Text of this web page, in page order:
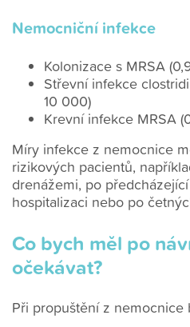
Nemocniční infekce
Kolonizace s MRSA
Střevní infekce
10 000)
Krevní infekce MRSA
Míry infekce z nemocnice
rizikových pacientů,
drenážemi, po
hospitalizaci nebo po
Co bych měl po
očekávat?
Při propuštění z nemocnice